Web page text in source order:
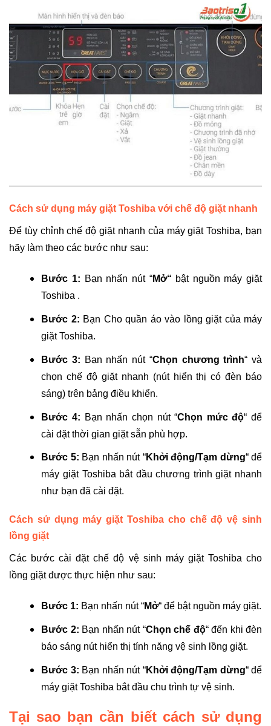
Cách sử dụng máy giặt Toshiba với chế độ giặt nhanh
Để tùy chỉnh chế độ giặt nhanh của máy giặt Toshiba, bạn
hãy làm theo các bước như sau:
Bước 1: Bạn nhấn nút “Mở“ bật nguồn máy giặt
Toshiba .
Bước 2: Bạn Cho quần áo vào lồng giặt của máy
giặt Toshiba.
Bước 3: Bạn nhấn nút “Chọn chương trình“ và
chọn chế độ giặt nhanh (nút hiển thị có đèn báo
sáng) trên bảng điều khiển.
Bước 4: Bạn nhấn chọn nút “Chọn mức độ“ để
cài đặt thời gian giặt sẵn phù hợp.
Bước 5: Bạn nhấn nút “Khởi động/Tạm dừng“ để
máy giặt Toshiba bắt đầu chương trình giặt nhanh
như bạn đã cài đặt.
Cách sử dụng máy giặt Toshiba cho chế độ vệ sinh
lồng giặt
Các bước cài đặt chế độ vệ sinh máy giặt Toshiba cho
lồng giặt được thực hiện như sau:
Bước 1: Bạn nhấn nút “Mở“ để bật nguồn máy giặt.
Bước 2: Bạn nhấn nút “Chọn chế độ“ đến khi đèn
báo sáng nút hiển thị tính năng vệ sinh lồng giặt.
Bước 3: Bạn nhấn nút “Khởi động/Tạm dừng“ để
máy giặt Toshiba bắt đầu chu trình tự vệ sinh.
Tại sao bạn cần biết cách sử dụng